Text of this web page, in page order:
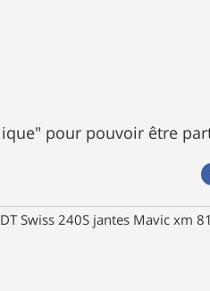
pour pouvoir être
Swiss 240S jantes Mavic xm